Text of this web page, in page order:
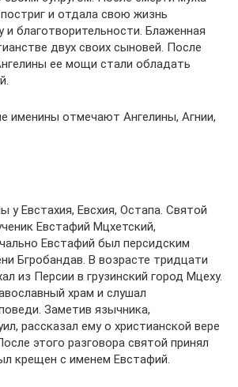
и отдала свою жизнь
благотворительности. Блаженная
двух своих сыновей. После
ее мощи стали обладать
именины отмечают Ангелины, Агнии,
у Евстахия, Евсхия, Остапа. Святой
Евстафий Мцхетский,
Евстафий был персидским
Бгро­бан­дав. В возрасте тридцати
из Персии в грузинский город Мцеху.
храм и слушал
Заметив язычника,
рассказал ему о христианской вере
этого разговора святой принял
крещен с именем Евстафий.